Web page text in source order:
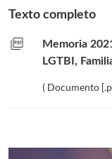
Texto completo
picture_as_pdf
Memoria
LGTBI,
( Documento